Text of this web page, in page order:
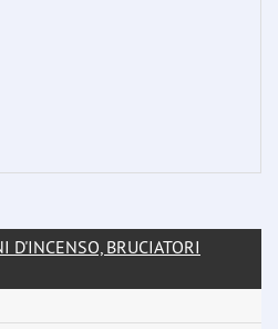
D'INCENSO, BRUCIATORI